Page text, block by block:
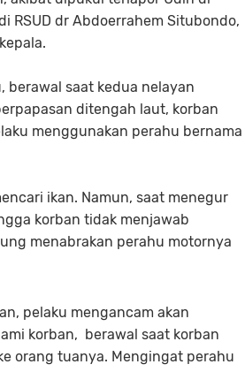
RSUD dr Abdoerrahem Situbondo,
berawal saat kedua nelayan
ditengah laut, korban
menggunakan perahu bernama
ikan. Namun, saat menegur
korban tidak menjawab
menabrakan perahu motornya
pelaku mengancam akan
korban, berawal saat korban
orang tuanya. Mengingat perahu